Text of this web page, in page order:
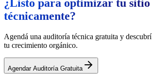
¿Listo para optimizar tu sitio
técnicamente?
Agendá una auditoría técnica gratuita y
tu crecimiento orgánico.
Agendar Auditoría Gratuita